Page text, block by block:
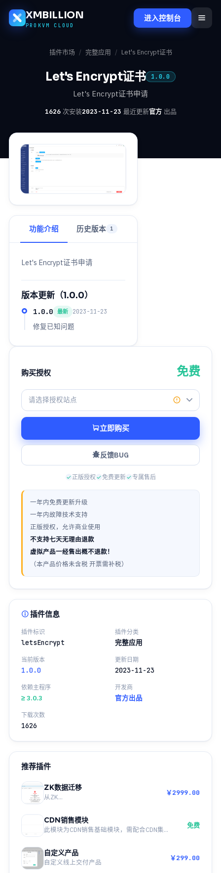
XMBILLION
PROKVM CLOUD
进入控制台
插件市场 / 完整应用 / Let's Encrypt证书
Let's Encrypt证书 1.0.0
Let's Encrypt证书申请
1626 次安装2023-11-23 最近更新官方 出品
功能介绍 历史版本 1
Let's Encrypt证书申请
版本更新（1.0.0）
1.0.0 最新 2023-11-23
修复已知问题
购买授权 免费
请选择授权站点
立即购买
反馈BUG
正版授权 免费更新 专属售后
一年内免费更新升级
一年内故障技术支持
正版授权，允许商业使用
不支持七天无理由退款
虚拟产品一经售出概不退款！
（本产品价格未含税 开票需补税）
插件信息
插件标识
letsEncrypt
插件分类
完整应用
当前版本
1.0.0
更新日期
2023-11-23
依赖主程序
≥ 3.0.3
开发商
官方出品
下载次数
1626
推荐插件
ZK数据迁移
从ZK... ￥2999.00
CDN销售模块
此模块为CDN销售基础模块，需配合CDN集... 免费
自定义产品
自定义线上交付产品 ￥299.00